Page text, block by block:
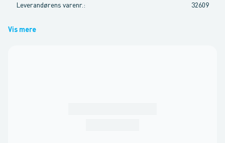
Leverandørens varenr. : 32609
Vis mere